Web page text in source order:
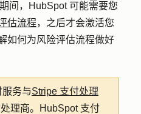
期间，HubSpot 可能需要您
估流程，之后才会激活您
如何为风险评估流程做好
服务与Stripe 支付处理
理商。HubSpot 支付